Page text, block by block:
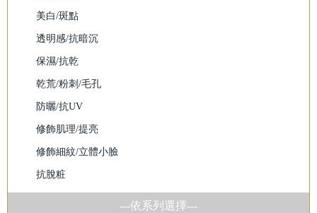
美白/斑點
透明感/抗暗沉
保濕/抗乾
乾荒/粉刺/毛孔
防曬/抗UV
修飾肌理/提亮
修飾細紋/立體小臉
抗脫粧
---依系列選擇---